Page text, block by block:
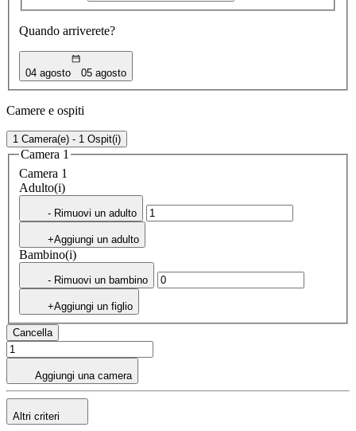
Quando arriverete?
04 agosto 05 agosto
Camere e ospiti
1 Camera(e) - 1 Ospit(i)
Camera 1
Camera 1
Adulto(i)
- Rimuovi un adulto
+Aggiungi un adulto
Bambino(i)
- Rimuovi un bambino
+Aggiungi un figlio
Cancella
Aggiungi una camera
Altri criteri